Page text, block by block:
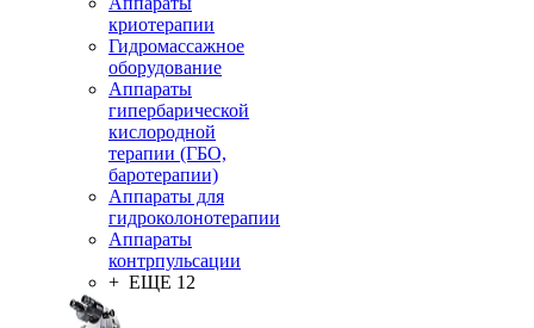
криотерапии
Гидромассажное
оборудование
Аппараты
гипербарической
кислородной
терапии (ГБО,
баротерапии)
Аппараты для
гидроколонотерапии
Аппараты
контрпульсации
+ ЕЩЕ 12